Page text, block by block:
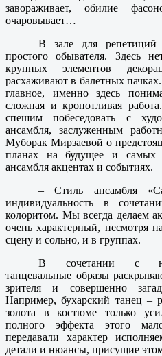
завораживает, обилие
очаровывает…
В зале для
простого обывателя. Здесь
крупных элементов
расхаживают в балетных
главное, именно здесь
сложная и кропотливая
спешим побеседовать с
ансамбля, заслуженным
Муборак Мирзаевой о
планах на будущее и самых
ансамбля акцентах и событиях.
– Стиль ансамбля
индивидуальность в
колоритом. Мы всегда делаем
очень характерный, несмотря
сцену и сольно, и в группах.
В сочетании с
танцевальные образы
зрителя и совершенно
Например, бухарский танец –
золота в костюме только
полного эффекта этого
передавали характер
детали и нюансы, присущие